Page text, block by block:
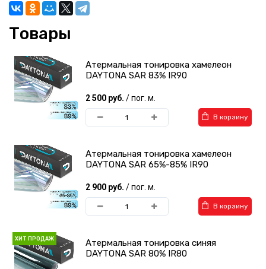
Товары
Атермальная тонировка хамелеон
DAYTONA SAR 83% IR90
2 500 руб. / пог. м.
В корзину
Атермальная тонировка хамелеон
DAYTONA SAR 65%-85% IR90
2 900 руб. / пог. м.
В корзину
ХИТ ПРОДАЖ
Атермальная тонировка синяя
DAYTONA SAR 80% IR80